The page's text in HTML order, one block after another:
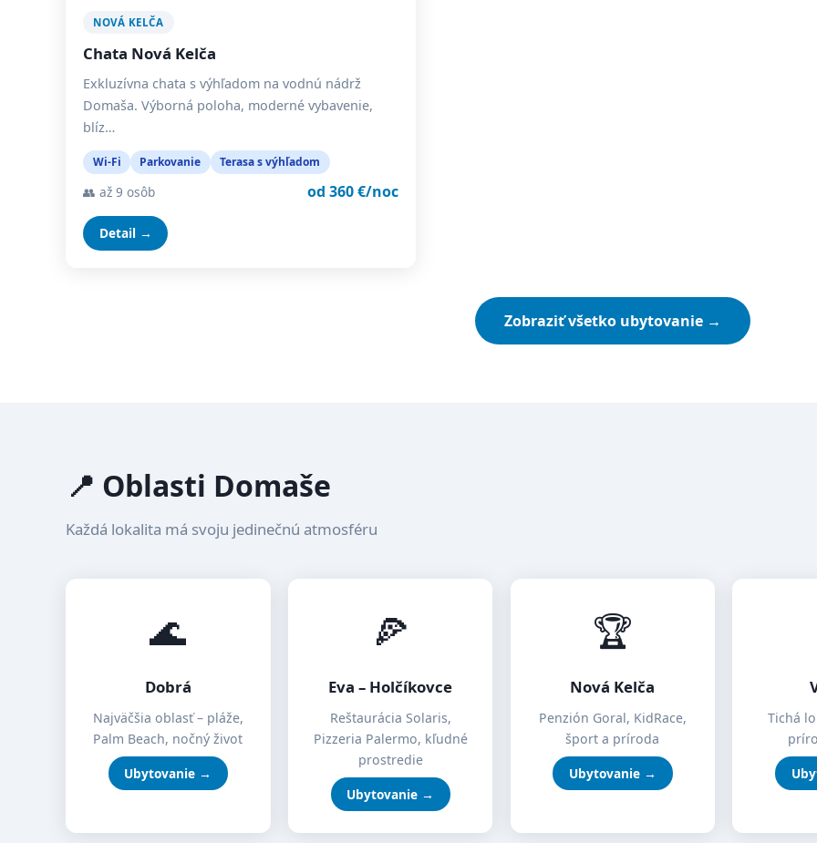
NOVÁ KELČA
Chata Nová Kelča
Exkluzívna chata s výhľadom na vodnú nádrž
Domaša. Výborná poloha, moderné vybavenie,
blíz…
Wi-Fi Parkovanie Terasa s výhľadom
👥 až 9 osôb od 360 €/noc
Detail →
Zobraziť všetko ubytovanie →
📍 Oblasti Domaše
Každá lokalita má svoju jedinečnú atmosféru
🌊
Dobrá
Najväčšia oblasť – pláže,
Palm Beach, nočný život
Ubytovanie →
🍕
Eva – Holčíkovce
Reštaurácia Solaris,
Pizzeria Palermo, kľudné
prostredie
Ubytovanie →
🏆
Nová Kelča
Penzión Goral, KidRace,
šport a príroda
Ubytovanie →
Tichá